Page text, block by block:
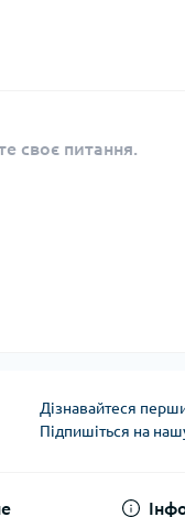
своє питання.
Дізнавайтеся
Підпишіться на